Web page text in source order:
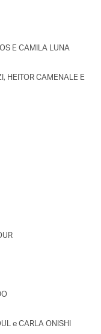
E CAMILA LUNA
HEITOR CAMENALE E
e CARLA ONISHI